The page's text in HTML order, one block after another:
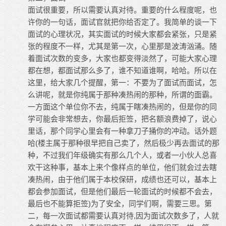
面试很重要，所以需要认真对待。重要的什么程度呢，也
许你的一句话，面试官就把你给否定了。我简单的谈一下
面试的心理状况，其实面试的时候大家都会紧张，只是紧
张的程度不一样，尤其是第一次，心里那是波涛汹涌。随
着面试次数的变多，大家也都变得淡然了，可能大家心理
都在想，都面试那么多了，谁不知道谁啊，哈哈。所以在
这里，给大家几个提醒，第一：不要为了面试而面试，怎
么讲呢，就是你纯属于那种凑热闹的那种，所谓的面霸。
一方面这个单位你不去，纯属于瞎凑热闹的，但是你的同
学可能会非常想去，你最后拒签，把名额浪费掉了，说心
里话，那个同学心里会有一种拿刀子捅你的冲动。话外题
哈(楼主属于那种很早把自己卖了，然后极少再去面试的那
种，不过我们年级确实有那么几个人，或者一小伙人总喜
欢干这种事，基本上来个像样点的单位，他们就会过去瞎
凑热闹，由于他们属于本校保研，成绩也还可以，基本上
都会参加面试，但是他们最后一轮面试的时候都不会去，
最后也不能算拒签)为了安全，同学们啊，需要三思。第
二，每一次面试都需要认真对待,因为面试次数多了，人就